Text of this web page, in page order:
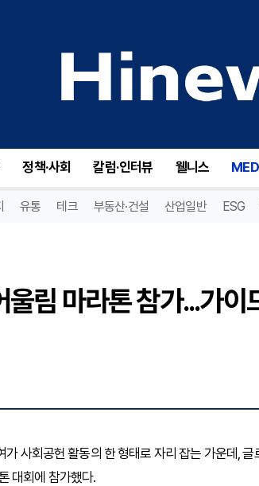
정책·사회 칼럼·인터뷰 웰니스
유통 테크 부동산·건설 산업일반 ESG
림 마라톤 참가...가이
사회공헌 활동의 한 형태로 자리 잡는 가운데, 글
대회에 참가했다.